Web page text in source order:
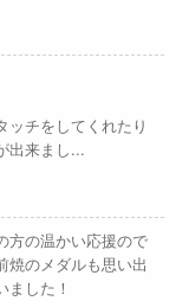
ッチをしてくれたり
出来まし...
方の温かい応援ので
焼のメダルも思い出
した！